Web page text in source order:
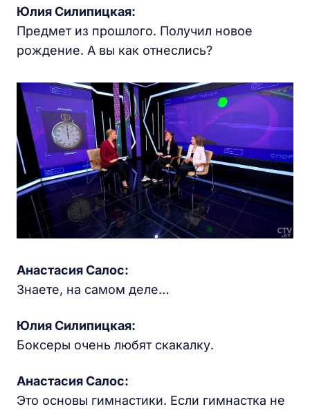
Юлия Силипицкая:
Предмет из прошлого. Получил новое
рождение. А вы как отнеслись?
Анастасия Салос:
Знаете, на самом деле…
Юлия Силипицкая:
Боксеры очень любят скакалку.
Анастасия Салос:
Это основы гимнастики. Если гимнастка не